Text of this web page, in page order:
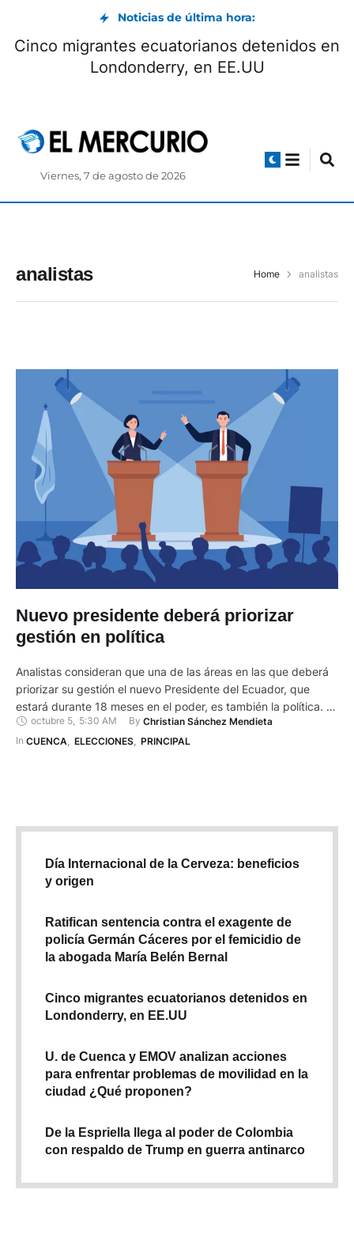
Noticias de última hora:
Cinco migrantes ecuatorianos detenidos en
Londonderry, en EE.UU
Viernes, 7 de agosto de 2026
analistas Home analistas
Nuevo presidente deberá priorizar
gestión en política
Analistas consideran que una de las áreas en las que deberá
priorizar su gestión el nuevo Presidente del Ecuador, que
estará durante 18 meses en el poder, es también la política. Y
es que de esto dependerá en gran medida que tenga
gobernabilidad y apoyo de los diferentes sectores políticos y
octubre 5, 5:30 AM By Christian Sánchez Mendieta
In CUENCA ELECCIONES, PRINCIPAL
Día Internacional de la Cerveza: beneficios
y origen
Ratifican sentencia contra el exagente de
policía Germán Cáceres por el femicidio de
la abogada María Belén Bernal
Cinco migrantes ecuatorianos detenidos en
Londonderry, en EE.UU
U. de Cuenca y EMOV analizan acciones
para enfrentar problemas de movilidad en la
ciudad ¿Qué proponen?
De la Espriella llega al poder de Colombia
con respaldo de Trump en guerra antinarco